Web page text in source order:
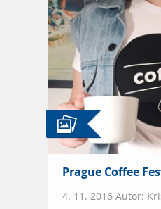
Prague Coffee
4. 11. 2016 Autor: